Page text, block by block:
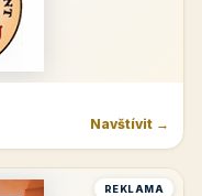
Navštívit →
REKLAMA